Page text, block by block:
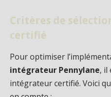
Critères de
certifié
Pour optimiser
intégrateur Pennylane, il
intégrateur certifié. Voici